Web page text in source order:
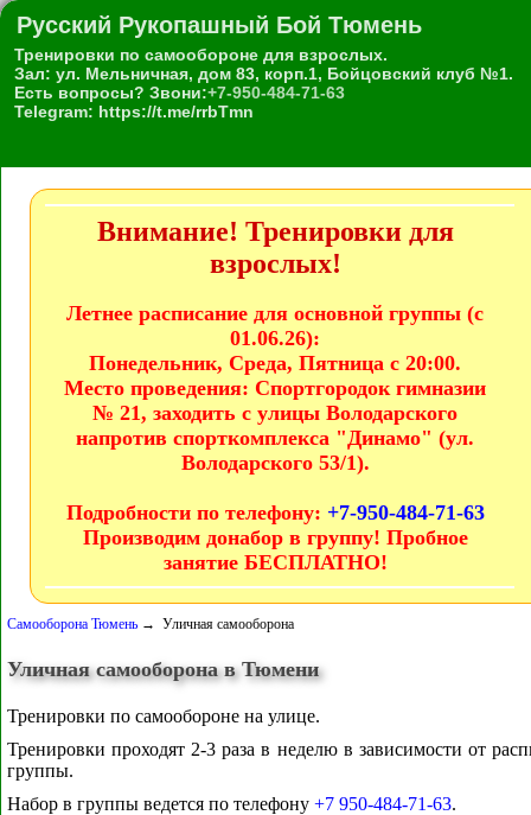
Русский Рукопашный Бой Тюмень
Тренировки по самообороне для взрослых.
Зал: ул. Мельничная, дом 83, корп.1, Бойцовский клуб №1.
Есть вопросы? Звони:+7-950-484-71-63
Telegram: https://t.me/rrbTmn
Внимание! Тренировки для
взрослых!
Летнее расписание для основной группы (с
01.06.26):
Понедельник, Среда, Пятница с 20:00.
Место проведения: Спортгородок гимназии
№ 21, заходить с улицы Володарского
напротив спорткомплекса "Динамо" (ул.
Володарского 53/1).
Подробности по телефону: +7-950-484-71-63
Производим донабор в группу! Пробное
занятие БЕСПЛАТНО!
Самооборона Тюмень → Уличная самооборона
Уличная самооборона в Тюмени
Тренировки по самообороне на улице.
Тренировки проходят 2-3 раза в неделю в зависимости от
группы.
Набор в группы ведется по телефону +7 950-484-71-63.